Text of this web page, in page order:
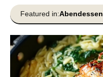
Featured in:Abendessen